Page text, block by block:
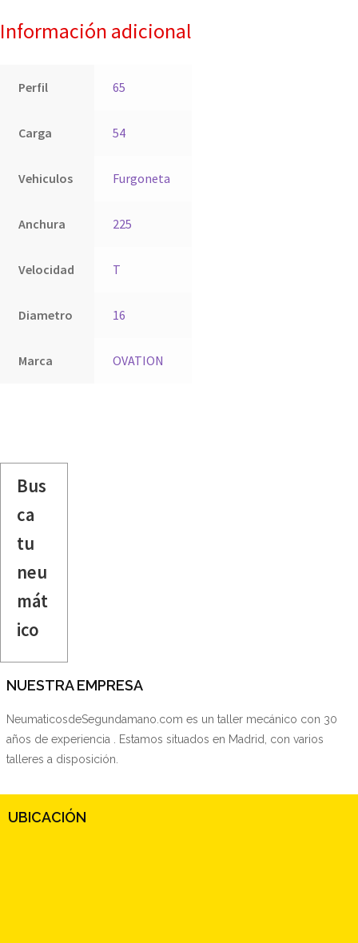
Información adicional
Perfil 65
Carga 54
Vehiculos Furgoneta
Anchura 225
Velocidad T
Diametro 16
Marca OVATION
Bus
ca
tu
neu
mát
ico
NUESTRA EMPRESA
NeumaticosdeSegundamano.com es un taller mecánico con 30
años de experiencia . Estamos situados en Madrid, con varios
talleres a disposición.
UBICACIÓN